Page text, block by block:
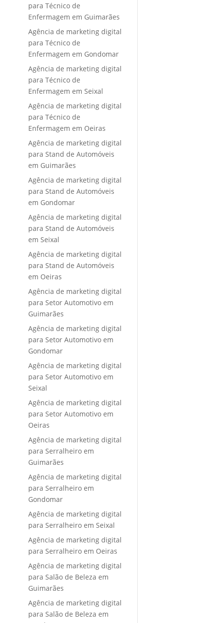
para Técnico de
Enfermagem em Guimarães
Agência de marketing digital
para Técnico de
Enfermagem em Gondomar
Agência de marketing digital
para Técnico de
Enfermagem em Seixal
Agência de marketing digital
para Técnico de
Enfermagem em Oeiras
Agência de marketing digital
para Stand de Automóveis
em Guimarães
Agência de marketing digital
para Stand de Automóveis
em Gondomar
Agência de marketing digital
para Stand de Automóveis
em Seixal
Agência de marketing digital
para Stand de Automóveis
em Oeiras
Agência de marketing digital
para Setor Automotivo em
Guimarães
Agência de marketing digital
para Setor Automotivo em
Gondomar
Agência de marketing digital
para Setor Automotivo em
Seixal
Agência de marketing digital
para Setor Automotivo em
Oeiras
Agência de marketing digital
para Serralheiro em
Guimarães
Agência de marketing digital
para Serralheiro em
Gondomar
Agência de marketing digital
para Serralheiro em Seixal
Agência de marketing digital
para Serralheiro em Oeiras
Agência de marketing digital
para Salão de Beleza em
Guimarães
Agência de marketing digital
para Salão de Beleza em